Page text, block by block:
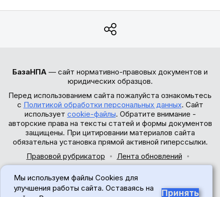
БазаНПА — сайт нормативно-правовых документов и
юридических образцов.
Перед использованием сайта пожалуйста ознакомьтесь
с Политикой обработки персональных данных. Сайт
использует cookie-файлы. Обратите внимание -
авторские права на тексты статей и формы документов
защищены. При цитировании материалов сайта
обязательна установка прямой активной гиперссылки.
Правовой рубрикатор
Лента обновлений
© 2017-2026
Мы используем файлы Cookies для
улучшения работы сайта. Оставаясь на
Принять